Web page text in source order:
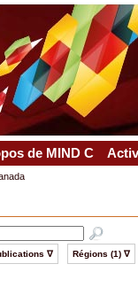
de MIND C
∇ Régions (1) ∇